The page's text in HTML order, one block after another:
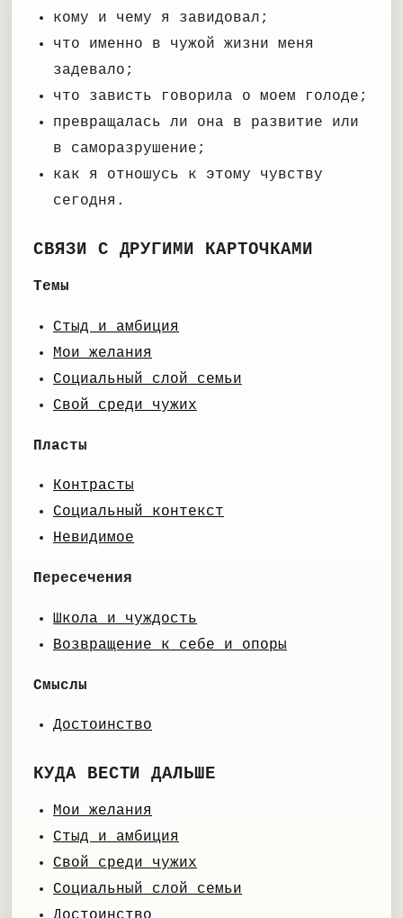
кому и чему я завидовал;
что именно в чужой жизни меня
задевало;
что зависть говорила о моем голоде;
превращалась ли она в развитие или
в саморазрушение;
как я отношусь к этому чувству
сегодня.
СВЯЗИ С ДРУГИМИ КАРТОЧКАМИ
Темы
Стыд и амбиция
Мои желания
Социальный слой семьи
Свой среди чужих
Пласты
Контрасты
Социальный контекст
Невидимое
Пересечения
Школа и чуждость
Возвращение к себе и опоры
Смыслы
Достоинство
КУДА ВЕСТИ ДАЛЬШЕ
Мои желания
Стыд и амбиция
Свой среди чужих
Социальный слой семьи